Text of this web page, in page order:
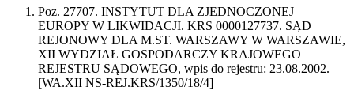
Poz. 27707. INSTYTUT DLA ZJEDNOCZONEJ
EUROPY W LIKWIDACJI. KRS 0000127737. SĄD
REJONOWY DLA M.ST. WARSZAWY W WARSZAWIE,
XII WYDZIAŁ GOSPODARCZY KRAJOWEGO
REJESTRU SĄDOWEGO, wpis do rejestru: 23.08.2002.
[WA.XII NS-REJ.KRS/1350/18/4]